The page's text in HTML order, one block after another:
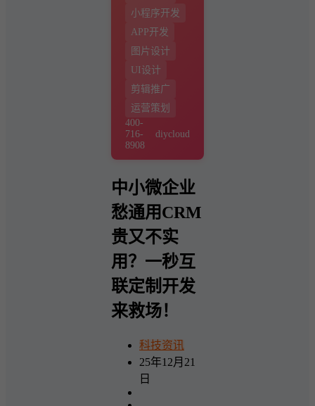
小程序开发
APP开发
图片设计
UI设计
剪辑推广
运营策划
400-
716-
8908
diycloud
中小微企业
愁通用CRM
贵又不实
用？一秒互
联定制开发
来救场！
科技资讯
25年12月21
日